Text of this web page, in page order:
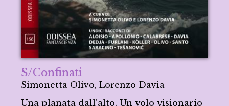
S/Confinati
Simonetta Olivo, Lorenzo Davia
Una planata dall’alto. Un volo visionario